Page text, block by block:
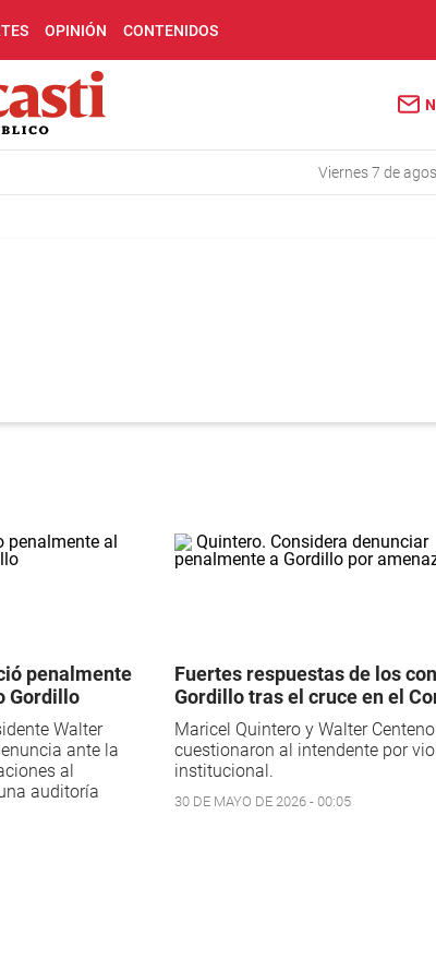
OPINIÓN CONTENIDOS
viernes 7 de
penalmente
Gordillo
Walter
ante la
al
auditoría
Fuertes respuestas de los
Gordillo tras el cruce en el
Maricel Quintero y Walter Centeno
cuestionaron al intendente por
institucional.
30 DE MAYO DE 2026 - 00:05